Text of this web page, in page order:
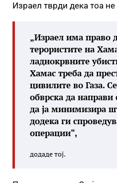
Израел тврди дека тоа не
„Израел има право
терористите на
ладнокрвните
Хамас треба да
цивилите во Газа.
обврска да
да ја минимизира
додека ги
операции“,
додаде тој.